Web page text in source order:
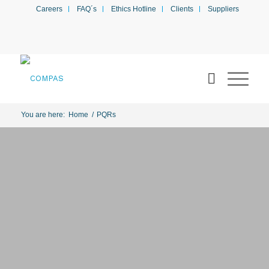
Careers FAQ´s Ethics Hotline Clients Suppliers
You are here: Home / PQRs